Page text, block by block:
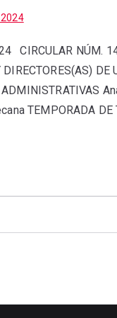
CIRCULAR NÚM.
DE
TEMPORADA DE